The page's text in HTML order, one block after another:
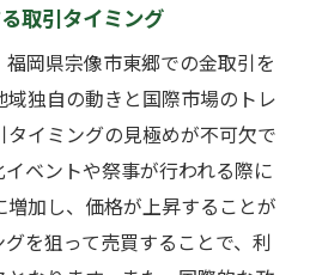
取引タイミング
岡県宗像市東郷での金取引を
独自の動きと国際市場のトレ
イミングの見極めが不可欠で
ベントや祭事が行われる際に
加し、価格が上昇することが
を狙って売買することで、利